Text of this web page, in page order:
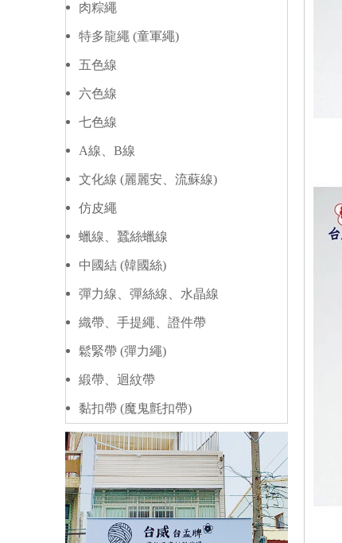
肉粽繩
特多龍繩 (童軍繩)
五色線
六色線
七色線
A線、B線
文化線 (麗麗安、流蘇線)
仿皮繩
蠟線、蠶絲蠟線
中國結 (韓國絲)
彈力線、彈絲線、水晶線
織帶、手提繩、證件帶
鬆緊帶 (彈力繩)
緞帶、迴紋帶
黏扣帶 (魔鬼氈扣帶)